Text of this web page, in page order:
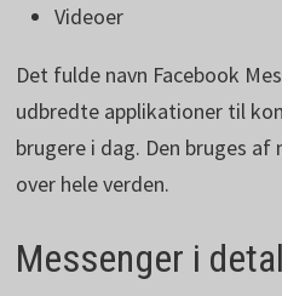
Videoer
Det fulde navn Facebook
udbredte applikationer til
brugere i dag. Den bruges
over hele verden.
Messenger i